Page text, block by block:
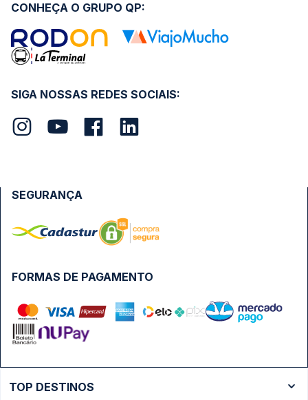
SIGA NOSSAS REDES SOCIAIS:
CONHEÇA O GRUPO QP:
FORMAS DE PAGAMENTO
SEGURANÇA
TOP DESTINOS